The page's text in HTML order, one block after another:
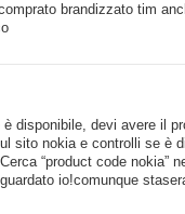
brandizzato tim
disponibile, devi avere il
sito nokia e controlli se è
“product code nokia”
io!comunque